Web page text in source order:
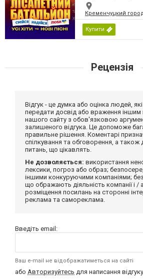
Кременчуцкий
Купити
Рецензія
Відгук - це думка або оцінка людей,
передати досвід або враження іншим
нашого сайту з обов'язковою
залишеного відгука. Це допоможе
правильне рішення. Коментарі
спілкування та обговорення, а також
питань, що цікавлять.
Не дозволяється: використання
лексики, погроз або образ;
іншими конкуруючими компаніями;
що ображають діяльність компанії і /
розміщення посилань на сторонні
реклама та самореклама.
Введіть email:
Ваш e-mail не відображатиметься на сайті
або Авторизуйтесь для написання відгуку